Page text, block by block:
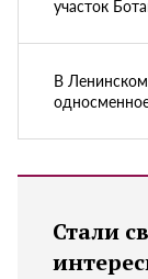
участок
В
Стали